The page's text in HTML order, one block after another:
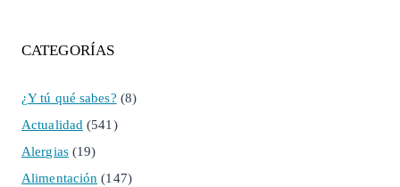
CATEGORÍAS
¿Y tú qué sabes? (8)
Actualidad (541)
Alergias(19)
Alimentación (147)